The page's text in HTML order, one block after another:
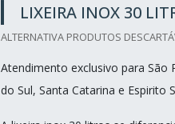
LIXEIRA INOX 30
ALTERNATIVA PRODUTOS
Atendimento exclusivo para São
do Sul, Santa Catarina e Espirito